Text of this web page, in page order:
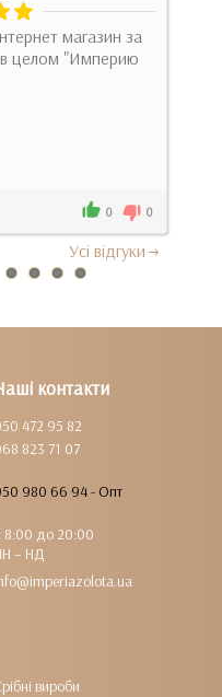
магазин за
целом "Империю
0 0
Усi вiдгуки
контакти
472 95 82
823 71 07
980 66 94 - Опт
8:00 до 20:00
– НД
вироби